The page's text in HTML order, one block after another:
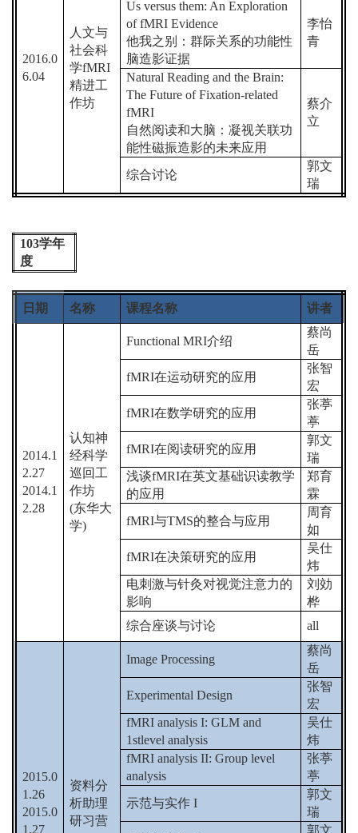
2016.0
6.04
人文与
社会科
学fMRI
精进工
作坊
Us versus them: An Exploration
of fMRI Evidence
他我之别：群际关系的功能性
脑造影证据
李怡
青
Natural Reading and the Brain:
The Future of Fixation-related
fMRI
自然阅读和大脑：凝视关联功
能性磁振造影的未来应用
蔡介
立
综合讨论
郭文
瑞
103学年
度
日期 名称 课程名称 讲者
2014.1
2.27
2014.1
2.28
认知神
经科学
巡回 工
作坊
(东华大
学)
Functional MRI介绍
蔡尚
岳
fMRI在运动研究的应用
张智
宏
fMRI在数学研究的应用
张葶
葶
fMRI在阅读研究的应用
郭文
瑞
浅谈fMRI在英文基础识读教学
的应用
郑育
霖
fMRI与TMS的整合与应用
周育
如
fMRI在决策研究的应用
吴仕
炜
电刺激与针灸对视觉注意力的
影响
刘効
桦
综合座谈与讨论
all
2015.0
1.26
2015.0
1.27
资料分
析助理
研习营
Image Processing
蔡尚
岳
Experimental Design
张智
宏
fMRI analysis I: GLM and
1stlevel analysis
吴仕
炜
fMRI analysis II: Group level
analysis
张葶
葶
示范与实作 I
郭文
瑞
郭文